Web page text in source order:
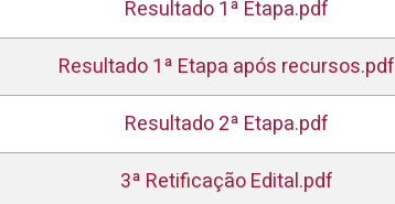
Resultado 1ª Etapa.pdf
Resultado 1ª Etapa após recursos.pdf
Resultado 2ª Etapa.pdf
3ª Retificação Edital.pdf